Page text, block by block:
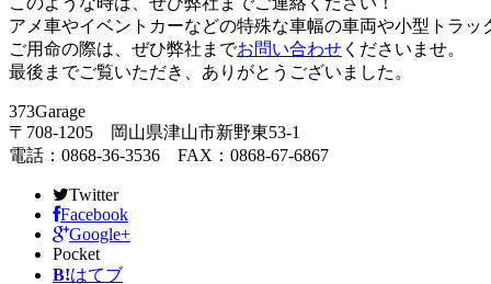
アメ車やイベントカーなどの特殊な車幅の車両や小型トラッ
ご用命の際は、ぜひ弊社までお問い合わせ くださいませ。
最後までご覧いただき、ありがとうございました。
373Garage
〒708-1205 岡山県津山市新野東53-1
電話：0868-36-3536 FAX：0868-67-6867
Twitter
Facebook
Google+
Pocket
B!はてブ